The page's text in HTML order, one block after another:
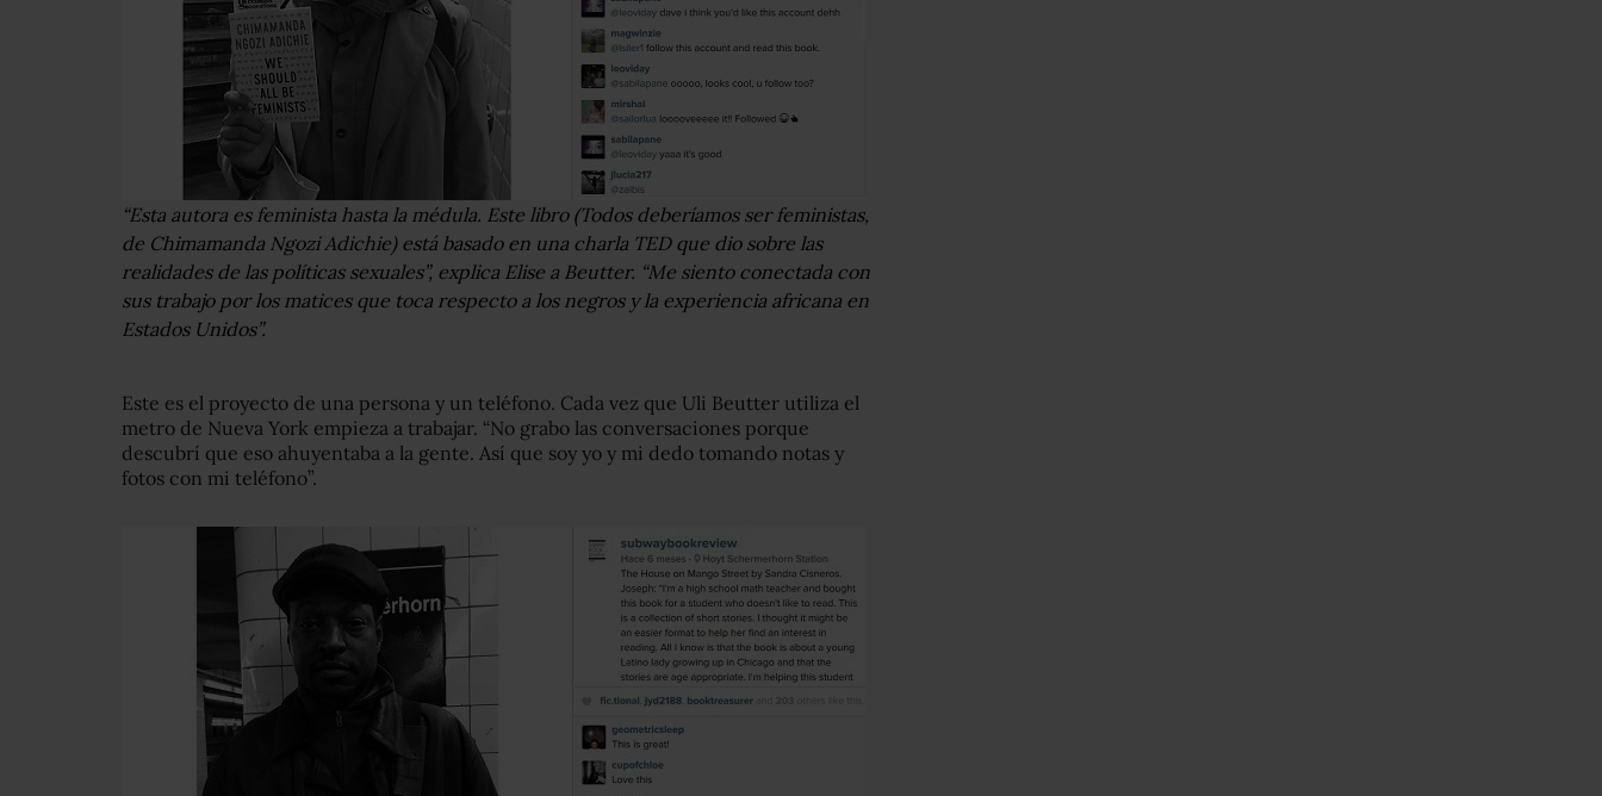
“Esta autora es feminista hasta la médula. Este libro (Todos deberíamos ser feministas,
de Chimamanda Ngozi Adichie) está basado en una charla TED que dio sobre las
realidades de las políticas sexuales”, explica Elise a Beutter. “Me siento conectada con
sus trabajo por los matices que toca respecto a los negros y la experiencia africana en
Estados Unidos”.
Este es el proyecto de una persona y un teléfono. Cada vez que Uli Beutter utiliza el
metro de Nueva York empieza a trabajar. “No grabo las conversaciones porque
descubrí que eso ahuyentaba a la gente. Así que soy yo y mi dedo tomando notas y
fotos con mi teléfono”.